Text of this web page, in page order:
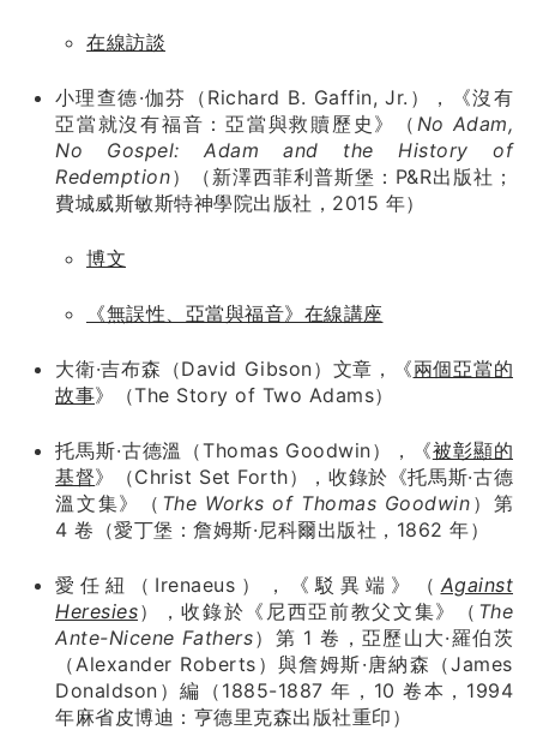
在線訪談
小理查德·伽芬（Richard B. Gaffin, Jr.），《沒有
亞當就沒有福音：亞當與救贖歷史》（ No Adam,
No Gospel: Adam and the History of
Redemption）（新澤西菲利普斯堡：P&R出版社；
費城威斯敏斯特神學院出版社，2015 年）
博文
《無誤性、亞當與福音》在線講座
大衛·吉布森（David Gibson）文章，《兩個亞當的
故事》（The Story of Two Adams）
托馬斯·古德溫（Thomas Goodwin），《被彰顯的
基督》（Christ Set Forth），收錄於《托馬斯·古德
溫文集》（ The Works of Thomas Goodwin ）第
4 卷（愛丁堡：詹姆斯·尼科爾出版社，1862 年）
愛任紐（Irenaeus），《駁異端》（ Against
Heresies），收錄於《尼西亞前教父文集》（ The
Ante-Nicene Fathers）第 1 卷，亞歷山大·羅伯茨
（Alexander Roberts）與詹姆斯·唐納森（James
Donaldson）編（1885-1887 年，10 卷本，1994
年麻省皮博迪：亨德里克森出版社重印）